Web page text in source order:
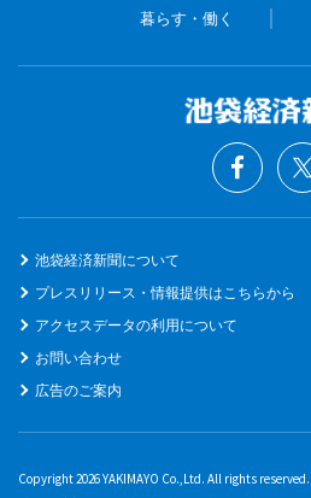
暮らす・働く
池袋経済新聞について
プレスリリース・情報提供はこちらから
アクセスデータの利用について
お問い合わせ
広告のご案内
Copyright 2026 YAKIMAYO Co.,Ltd. All rights reserved.